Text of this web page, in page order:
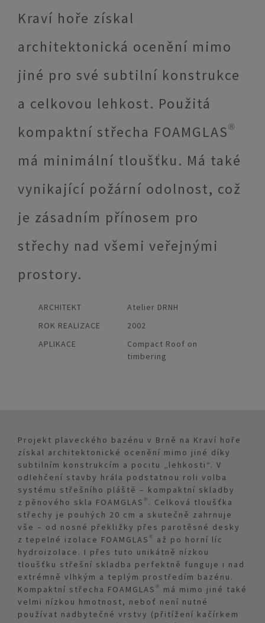
Kraví hoře získal
architektonická ocenění mimo
jiné pro své subtilní konstrukce
a celkovou lehkost. Použitá
kompaktní střecha FOAMGLAS®
má minimální tloušťku. Má také
vynikající požární odolnost, což
je zásadním přínosem pro
střechy nad všemi veřejnými
prostory.
ARCHITEKT
Atelier DRNH
ROK REALIZACE
2002
APLIKACE
Compact Roof on
timbering
Projekt plaveckého bazénu v Brně na Kraví hoře
získal architektonické ocenění mimo jiné díky
subtilním konstrukcím a pocitu „lehkosti“. V
odlehčení stavby hrála podstatnou roli volba
systému střešního pláště – kompaktní skladby
z pěnového skla FOAMGLAS®. Celková tloušťka
střechy je pouhých 20 cm a skutečně zahrnuje
vše – od nosné překližky přes parotěsné desky
z tepelné izolace FOAMGLAS® až po horní líc
hydroizolace. I přes tuto unikátně nízkou
tloušťku střešní skladba perfektně funguje i nad
extrémně vlhkým a teplým prostředím bazénu.
Kompaktní střecha FOAMGLAS® má mimo jiné také
velmi nízkou hmotnost, neboť není nutné
používat nadbytečné vrstvy (přitížení kačírkem